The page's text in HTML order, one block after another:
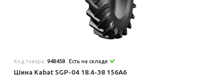
Код товара:948458 Есть на складе
Шина Kabat SGP-04 18.4-38 156A6